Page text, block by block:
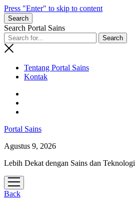
Press "Enter" to skip to content
Search
Search Portal Sains
Tentang Portal Sains
Kontak
Portal Sains
Agustus 9, 2026
Lebih Dekat dengan Sains dan Teknologi
open
menu
Back